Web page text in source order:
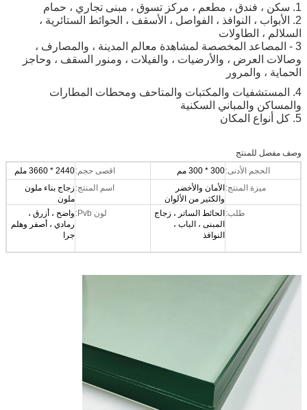
1. سكن ، فندق ، مطعم ، مركز تسوق ، مبنى تجاري ، حمام
2. الأبواب ، النوافذ ، الفواصل ، الأسقف ، الحوائط الستائرية ،
السلالم ، الطاولات
3 - المصاعد المخصصة لمشاهدة معالم المدينة ، والمصارف ،
وصالات العرض ، والأرضيات ، والفيلات ، ومنور السقف ، وحاجز
الحماية ، والمرور
4. المستشفيات والمكتبات والمتاحف ومحطات المطارات
والمساكن والمباني السكنية
5. كل أنواع المكان
وصف مفصل للمنتج
الحجم الأدنى:300 * 300 مم اقصى حجم:2440 * 3660 ملم
ميزة المنتج:الأمان والأخضر
والكثير من الألوان
اسم المنتج: زجاج بناء ملون
ملون
طلب:الحائط الساتر ، زجاج
المبنى ، الباب ،
النوافذ
لون Pvb:
واضح ، أزرق ،
رمادي ، أصفر وهلم
جرا